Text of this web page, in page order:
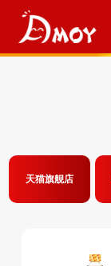
天猫旗舰店